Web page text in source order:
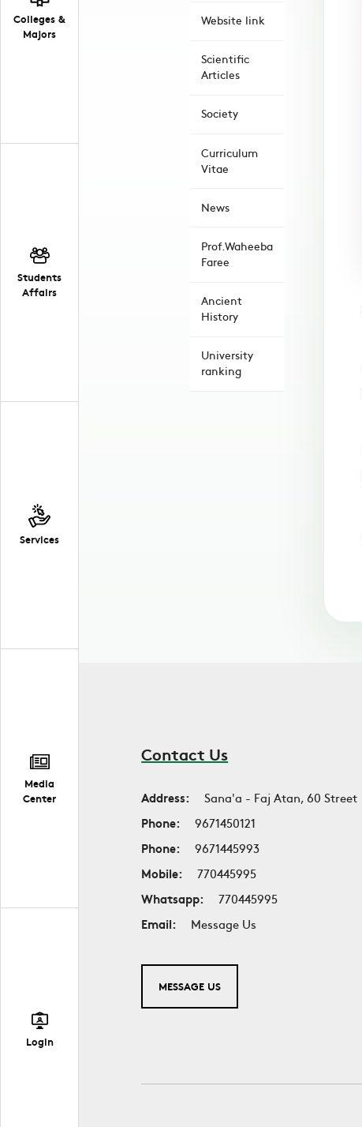
Colleges &
Majors
Students
Affairs
Services
Media
Center
Login
Website link
Scientific
Articles
Society
Curriculum
Vitae
News
Prof.Waheeba
Faree
Ancient
History
University
ranking
Contact Us
Address:
Sana'a - Faj Atan, 60 Street
Phone:
9671450121
Phone:
9671445993
Mobile:
770445995
Whatsapp:
770445995
Email:
Message Us
MESSAGE US